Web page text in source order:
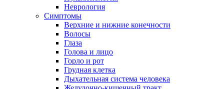
Неврология
Симптомы
Верхние и нижние конечности
Волосы
Глаза
Голова и лицо
Горло и рот
Грудная клетка
Дыхательная система человека